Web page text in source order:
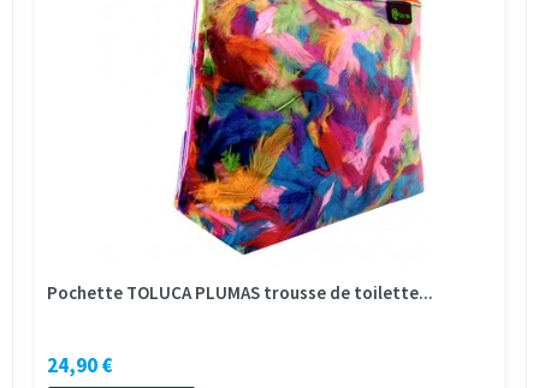
Pochette TOLUCA PLUMAS trousse de toilette...
24,90 €